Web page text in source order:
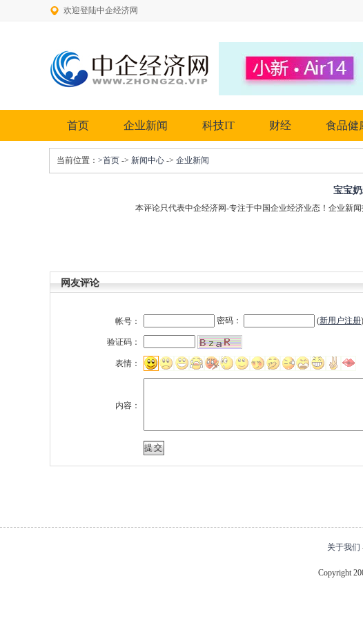
欢迎登陆中企经济网
首页 企业新闻 科技IT 财经 食品健
当前位置： >首页 -> 新闻中心 -> 企业新闻
宝宝
本评论只代表中企经济网-专注于中国企业经济业态！企业新
网友评论
帐号： 密码： (新用户注册)
验证码：
表情：
内容：
关于我们
Copyright